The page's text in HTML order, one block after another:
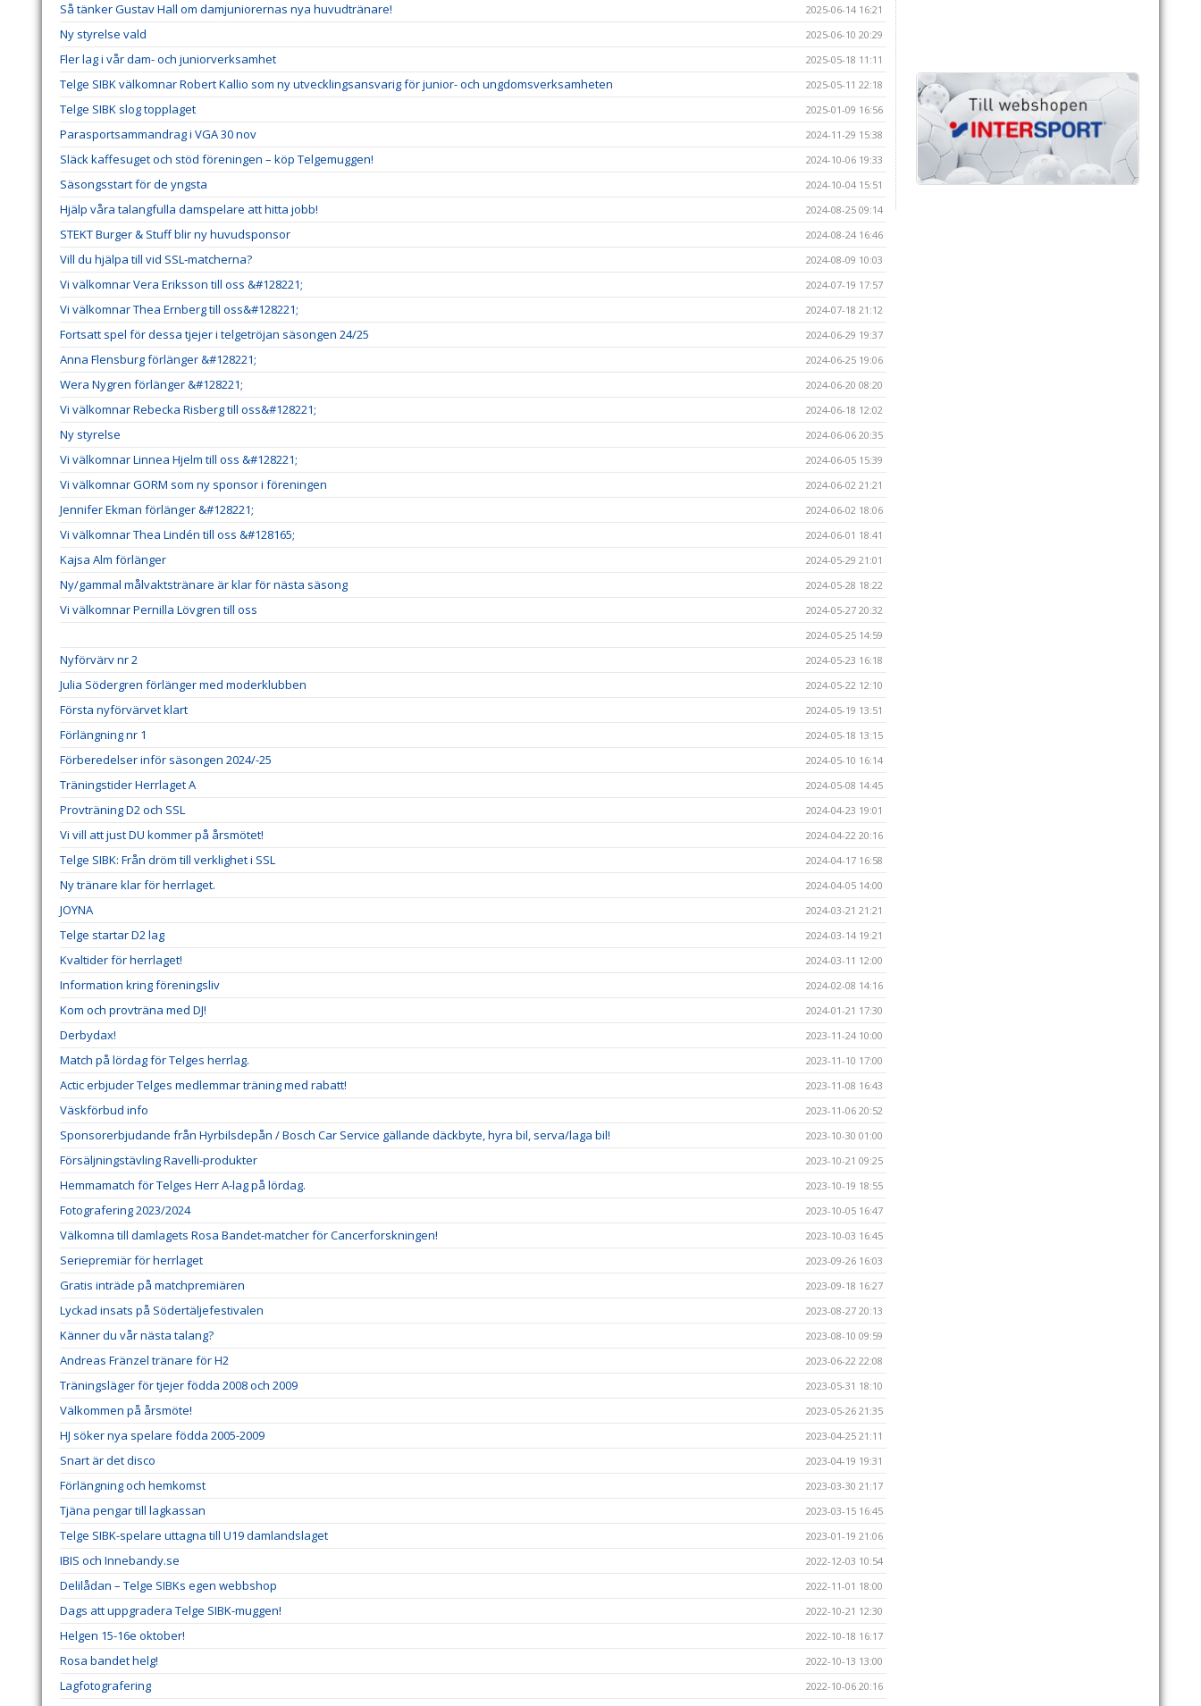
Så tänker Gustav Hall om damjuniorernas nya huvudtränare! 2025-06-14 16:21
Ny styrelse vald 2025-06-10 20:29
Fler lag i vår dam- och juniorverksamhet 2025-05-18 11:11
Telge SIBK välkomnar Robert Kallio som ny utvecklingsansvarig för junior- och ungdomsverksamheten 2025-05-11 22:18
Telge SIBK slog topplaget 2025-01-09 16:56
Parasportsammandrag i VGA 30 nov 2024-11-29 15:38
Släck kaffesuget och stöd föreningen – köp Telgemuggen! 2024-10-06 19:33
Säsongsstart för de yngsta 2024-10-04 15:51
Hjälp våra talangfulla damspelare att hitta jobb! 2024-08-25 09:14
STEKT Burger & Stuff blir ny huvudsponsor 2024-08-24 16:46
Vill du hjälpa till vid SSL-matcherna? 2024-08-09 10:03
Vi välkomnar Vera Eriksson till oss &#128221; 2024-07-19 17:57
Vi välkomnar Thea Ernberg till oss&#128221; 2024-07-18 21:12
Fortsatt spel för dessa tjejer i telgetröjan säsongen 24/25 2024-06-29 19:37
Anna Flensburg förlänger &#128221; 2024-06-25 19:06
Wera Nygren förlänger &#128221; 2024-06-20 08:20
Vi välkomnar Rebecka Risberg till oss&#128221; 2024-06-18 12:02
Ny styrelse 2024-06-06 20:35
Vi välkomnar Linnea Hjelm till oss &#128221; 2024-06-05 15:39
Vi välkomnar GORM som ny sponsor i föreningen 2024-06-02 21:21
Jennifer Ekman förlänger &#128221; 2024-06-02 18:06
Vi välkomnar Thea Lindén till oss &#128165; 2024-06-01 18:41
Kajsa Alm förlänger 2024-05-29 21:01
Ny/gammal målvaktstränare är klar för nästa säsong 2024-05-28 18:22
Vi välkomnar Pernilla Lövgren till oss
2024-05-27 20:32
2024-05-25 14:59
Nyförvärv nr 2 2024-05-23 16:18
Julia Södergren förlänger med moderklubben 2024-05-22 12:10
Första nyförvärvet klart 2024-05-19 13:51
Förlängning nr 1 2024-05-18 13:15
Förberedelser inför säsongen 2024/-25 2024-05-10 16:14
Träningstider Herrlaget A 2024-05-08 14:45
Provträning D2 och SSL 2024-04-23 19:01
Vi vill att just DU kommer på årsmötet! 2024-04-22 20:16
Telge SIBK: Från dröm till verklighet i SSL 2024-04-17 16:58
Ny tränare klar för herrlaget. 2024-04-05 14:00
JOYNA 2024-03-21 21:21
Telge startar D2 lag 2024-03-14 19:21
Kvaltider för herrlaget! 2024-03-11 12:00
Information kring föreningsliv 2024-02-08 14:16
Kom och provträna med DJ! 2024-01-21 17:30
Derbydax! 2023-11-24 10:00
Match på lördag för Telges herrlag. 2023-11-10 17:00
Actic erbjuder Telges medlemmar träning med rabatt! 2023-11-08 16:43
Väskförbud info 2023-11-06 20:52
Sponsorerbjudande från Hyrbilsdepån / Bosch Car Service gällande däckbyte, hyra bil, serva/laga bil! 2023-10-30 01:00
Försäljningstävling Ravelli-produkter 2023-10-21 09:25
Hemmamatch för Telges Herr A-lag på lördag. 2023-10-19 18:55
Fotografering 2023/2024 2023-10-05 16:47
Välkomna till damlagets Rosa Bandet-matcher för Cancerforskningen! 2023-10-03 16:45
Seriepremiär för herrlaget 2023-09-26 16:03
Gratis inträde på matchpremiären 2023-09-18 16:27
Lyckad insats på Södertäljefestivalen 2023-08-27 20:13
Känner du vår nästa talang? 2023-08-10 09:59
Andreas Fränzel tränare för H2 2023-06-22 22:08
Träningsläger för tjejer födda 2008 och 2009 2023-05-31 18:10
Välkommen på årsmöte! 2023-05-26 21:35
HJ söker nya spelare födda 2005-2009 2023-04-25 21:11
Snart är det disco 2023-04-19 19:31
Förlängning och hemkomst 2023-03-30 21:17
Tjäna pengar till lagkassan 2023-03-15 16:45
Telge SIBK-spelare uttagna till U19 damlandslaget 2023-01-19 21:06
IBIS och Innebandy.se 2022-12-03 10:54
Delilådan – Telge SIBKs egen webbshop 2022-11-01 18:00
Dags att uppgradera Telge SIBK-muggen! 2022-10-21 12:30
Helgen 15-16e oktober! 2022-10-18 16:17
Rosa bandet helg! 2022-10-13 13:00
Lagfotografering 2022-10-06 20:16